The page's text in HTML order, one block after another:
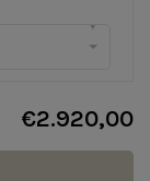
▾
€2.920,00